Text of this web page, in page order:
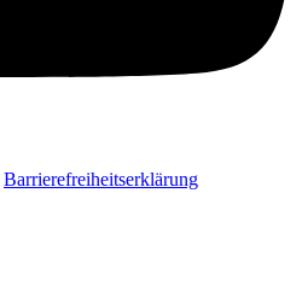
Barrierefreiheitserklärung